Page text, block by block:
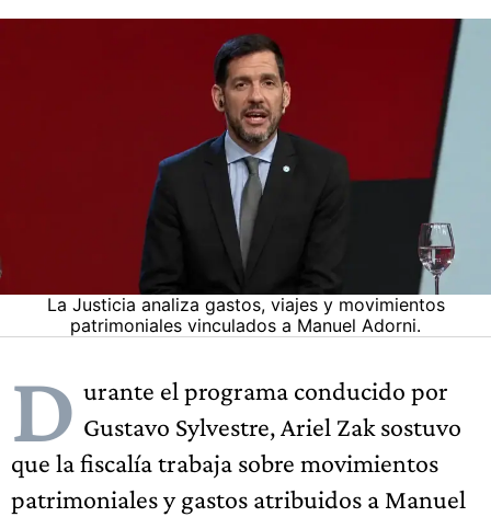
La Justicia analiza gastos, viajes y movimientos
patrimoniales vinculados a Manuel Adorni.
D urante el programa conducido por
Gustavo Sylvestre, Ariel Zak sostuvo
que la fiscalía trabaja sobre movimientos
patrimoniales y gastos atribuidos a Manuel